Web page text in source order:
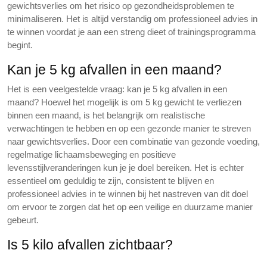
gewichtsverlies om het risico op gezondheidsproblemen te
minimaliseren. Het is altijd verstandig om professioneel advies in
te winnen voordat je aan een streng dieet of trainingsprogramma
begint.
Kan je 5 kg afvallen in een maand?
Het is een veelgestelde vraag: kan je 5 kg afvallen in een
maand? Hoewel het mogelijk is om 5 kg gewicht te verliezen
binnen een maand, is het belangrijk om realistische
verwachtingen te hebben en op een gezonde manier te streven
naar gewichtsverlies. Door een combinatie van gezonde voeding,
regelmatige lichaamsbeweging en positieve
levensstijlveranderingen kun je je doel bereiken. Het is echter
essentieel om geduldig te zijn, consistent te blijven en
professioneel advies in te winnen bij het nastreven van dit doel
om ervoor te zorgen dat het op een veilige en duurzame manier
gebeurt.
Is 5 kilo afvallen zichtbaar?